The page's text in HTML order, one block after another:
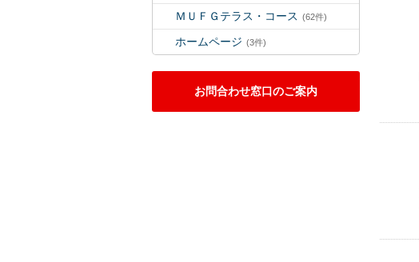
ＭＵＦＧテラス・コース (62件)
ホームページ (3件)
お問合わせ窓口のご案内